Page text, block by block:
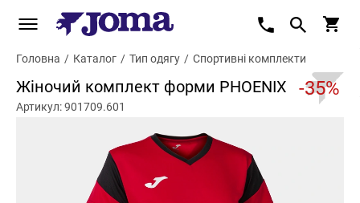
Головна / Каталог / Тип одягу / Спортивні комплекти
Жіночий комплект форми PHOENIX -35%
Артикул: 901709.601